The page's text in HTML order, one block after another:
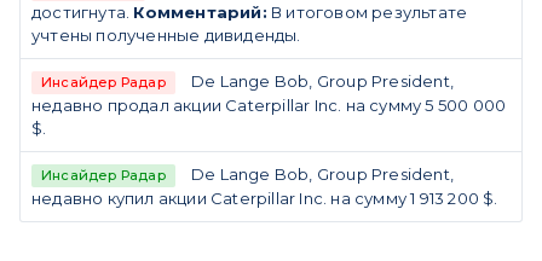
достигнута. Комментарий: В итоговом результате
учтены полученные дивиденды.
Инсайдер Радар
De Lange Bob, Group President,
недавно продал акции Caterpillar Inc. на сумму 5 500 000
$.
Инсайдер Радар
De Lange Bob, Group President,
недавно купил акции Caterpillar Inc. на сумму 1 913 200 $.